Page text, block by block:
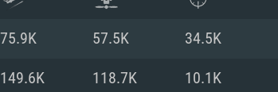
75.9K 57.5K 34.5K
149.6K 118.7K 10.1K